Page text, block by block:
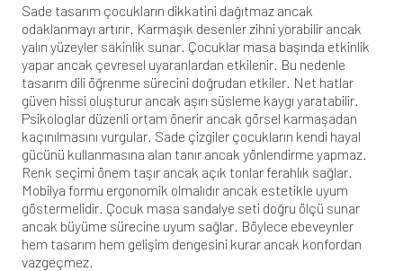
Sade tasarım çocukların dikkatini dağıtmaz ancak
odaklanmayı artırır. Karmaşık desenler zihni yorabilir ancak
yalın yüzeyler sakinlik sunar. Çocuklar masa başında etkinlik
yapar ancak çevresel uyaranlardan etkilenir. Bu nedenle
tasarım dili öğrenme sürecini doğrudan etkiler. Net hatlar
güven hissi oluşturur ancak aşırı süsleme kaygı yaratabilir.
Psikologlar düzenli ortam önerir ancak görsel karmaşadan
kaçınılmasını vurgular. Sade çizgiler çocukların kendi hayal
gücünü kullanmasına alan tanır ancak yönlendirme yapmaz.
Renk seçimi önem taşır ancak açık tonlar ferahlık sağlar.
Mobilya formu ergonomik olmalıdır ancak estetikle uyum
göstermelidir. Çocuk masa sandalye seti doğru ölçü sunar
ancak büyüme sürecine uyum sağlar. Böylece ebeveynler
hem tasarım hem gelişim dengesini kurar ancak konfordan
vazgeçmez.